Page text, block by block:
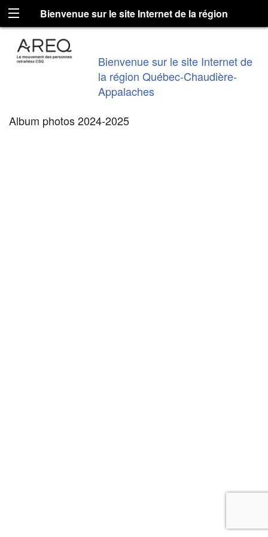
Bienvenue sur le site Internet de la région
Québec-Chaudière-Appalaches
Bienvenue sur le site Internet de
la région Québec-Chaudière-
Appalaches
Album photos 2024-2025